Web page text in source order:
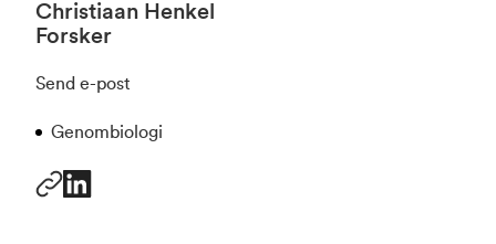
Christiaan Henkel
Forsker
Send e-post
Genombiologi